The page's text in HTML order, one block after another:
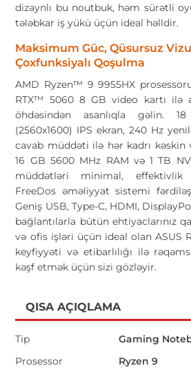
dizaynlı bu noutbuk, həm sürətli
tələbkar iş yükü üçün ideal həlldir.
Maksimum Güc, Qüsursuz
Çoxfunksiyalı Qoşulma
AMD Ryzen™ 9 9955HX
RTX™ 5060 8 GB video kartı ilə
öhdəsindən asanlıqla gəlin.
(2560x1600) IPS ekran, 240 Hz
cavab müddəti ilə hər kadrı kəskin
16 GB 5600 MHz RAM və 1 TB
müddətləri minimal, effektivlik
FreeDos əməliyyat sistemi
Geniş USB, Type-C, HDMI,
bağlantılarla bütün ehtiyaclarınız
və ofis işləri üçün ideal olan ASUS
keyfiyyəti və etibarlılığı ilə
kəşf etmək üçün sizi gözləyir.
QISA AÇIQLAMA
Tip
Gaming
Prosessor
Ryzen 9